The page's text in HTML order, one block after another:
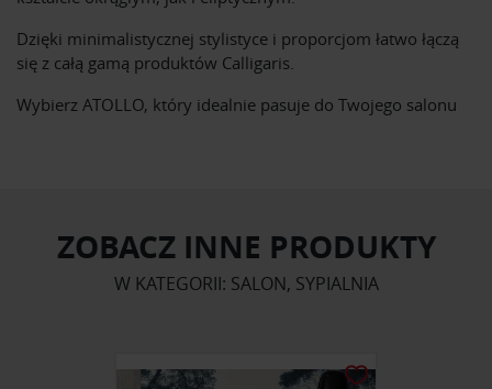
Dzięki minimalistycznej stylistyce i proporcjom łatwo łączą
się z całą gamą produktów Calligaris.
Wybierz ATOLLO, który idealnie pasuje do Twojego salonu
ZOBACZ INNE PRODUKTY
W KATEGORII: SALON, SYPIALNIA